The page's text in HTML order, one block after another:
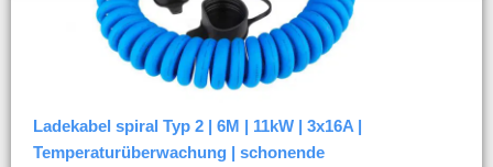
Ladekabel spiral Typ 2 | 6M | 11kW | 3x16A |
Temperaturüberwachung | schonende